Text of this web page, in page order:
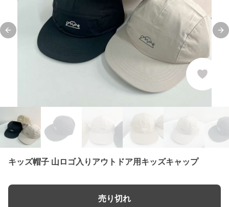
Previous slide
キッズ帽子 山ロゴ入りアウトドア用キッズキャップ
売り切れ